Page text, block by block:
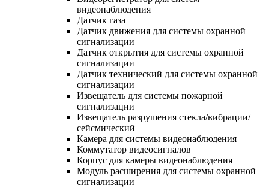
видеонаблюдения
Датчик газа
Датчик движения для системы охранной
сигнализации
Датчик открытия для системы охранной
сигнализации
Датчик технический для системы охранной
сигнализации
Извещатель для системы пожарной
сигнализации
Извещатель разрушения стекла/вибрации/
сейсмический
Камера для системы видеонаблюдения
Коммутатор видеосигналов
Корпус для камеры видеонаблюдения
Модуль расширения для системы охранной
сигнализации